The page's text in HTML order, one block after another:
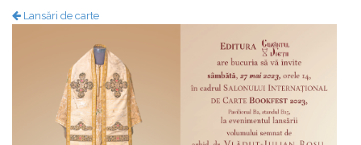
Lansări de carte